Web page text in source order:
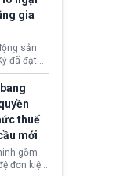
nhất
Max
thái này
lại gần
hoãn chờ
giá
gia
sản
đã đạt
nhất trong
cho
đang
bất
từ thuế
không
vẫn cảm
phát, bất
hiện còn
thuế
mới
gồm
đơn kiện